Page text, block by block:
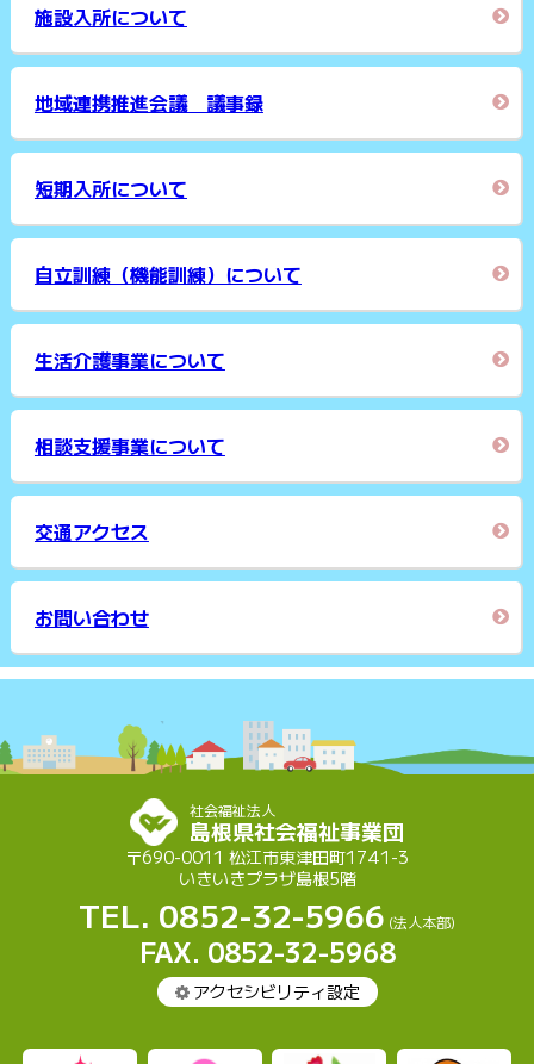
施設入所について
地域連携推進会議 議事録
短期入所について
自立訓練（機能訓練）について
生活介護事業について
相談支援事業について
交通アクセス
お問い合わせ
社会福祉法人
島根県社会福祉事業団
〒690-0011 松江市東津田町1741-3
いきいきプラザ島根5階
TEL. 0852-32-5966 (法人本部)
FAX. 0852-32-5968
アクセシビリティ設定